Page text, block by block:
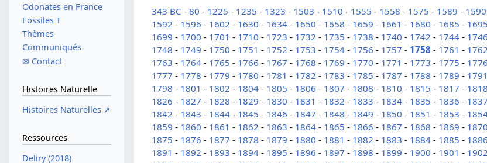
343 BC -80 - 1225 - 1235 - 1323 - 1503 - 1510 - 1555 - 1558 - 1575 - 1589 - 1590
1592 - 1596 - 1602 - 1630 - 1634 - 1650 - 1658 - 1659 - 1661 - 1680 - 1685 - 1695
1699 - 1700 - 1701 - 1710 - 1723 - 1732 - 1735 - 1738 - 1740 - 1742 - 1744 - 1746
1748 - 1749 - 1750 - 1751 - 1752 - 1753 - 1754 - 1756 - 1757 - 1758 - 1761 - 1762
1763 - 1764 - 1765 - 1766 - 1767 - 1768 - 1769 - 1770 - 1771 - 1773 - 1775 - 1776
1777 - 1778 - 1779 - 1780 - 1781 - 1782 - 1783 - 1785 - 1787 - 1788 - 1789 - 1791
1798 - 1801 - 1802 - 1804 - 1805 - 1806 - 1807 - 1808 - 1810 - 1815 - 1817 - 1818
1826 - 1827 - 1828 - 1829 - 1830 - 1831 - 1832 - 1833 - 1834 - 1835 - 1836 - 1837
1842 - 1843 - 1844 - 1845 - 1846 - 1847 - 1848 - 1849 - 1850 - 1851 - 1853 -
1859 - 1860 - 1861 - 1862 - 1863 - 1864 - 1865 - 1866 - 1867 - 1868 - 1869 - 1870
1875 - 1876 - 1877 - 1878 - 1879 - 1880 - 1881 - 1882 - 1883 - 1884 - 1885 - 1886
1891 - 1892 - 1893 - 1894 - 1895 - 1896 - 1897 - 1898 - 1899 - 1900 - 1901 - 1902
Odonates en France
Fossiles Ŧ
Thèmes
Communiqués
✉ Contact
Histoires Naturelle
Histoires Naturelles ➚
Ressources
Deliry (2018)